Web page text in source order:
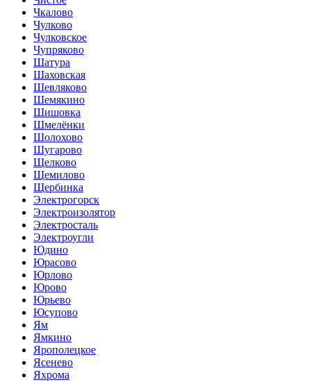
Чкалово
Чулково
Чулковское
Чупряково
Шатура
Шаховская
Шевляково
Шемякино
Шишовка
Шмелёнки
Шолохово
Шугарово
Щелково
Щемилово
Щербинка
Электрогорск
Электроизолятор
Электросталь
Электроугли
Юдино
Юрасово
Юрлово
Юрово
Юрьево
Юсупово
Ям
Ямкино
Ярополецкое
Ясенево
Яхрома